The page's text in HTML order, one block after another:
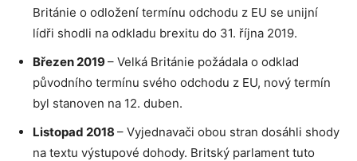
Británie o odložení termínu odchodu z EU se unijní
lídři shodli na odkladu brexitu do 31. října 2019.
Březen 2019– Velká Británie požádala o odklad
původního termínu svého odchodu z EU, nový termín
byl stanoven na 12. duben.
Listopad 2018 – Vyjednavači obou stran dosáhli shody
na textu výstupové dohody. Britský parlament tuto